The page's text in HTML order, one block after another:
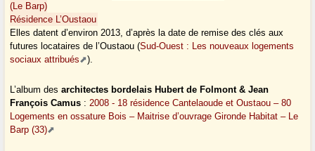
(Le Barp)
Résidence L’Oustaou
Elles datent d’environ 2013, d’après la date de remise des clés aux
futures locataires de l’Oustaou (Sud-Ouest : Les nouveaux logements
sociaux attribués
).
L’album desarchitectes bordelais Hubert de Folmont & Jean
François Camus :2008 - 18 résidence Cantelaoude et Oustaou – 80
Logements en ossature Bois – Maitrise d’ouvrage Gironde Habitat – Le
Barp (33)